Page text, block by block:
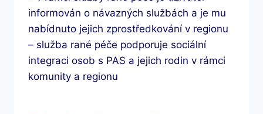
informován o návazných službách a je mu
nabídnuto jejich zprostředkování v regionu
– služba rané péče podporuje sociální
integraci osob s PAS a jejich rodin v rámci
komunity a regionu